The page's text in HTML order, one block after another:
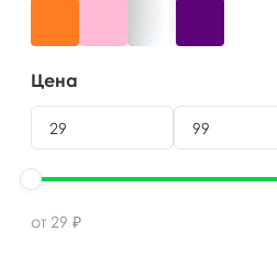
Цена
от 29 ₽